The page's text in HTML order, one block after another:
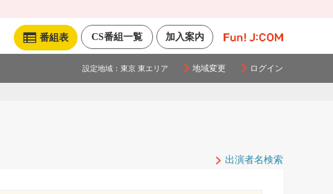
加入案内
CS番組一覧
番組表
設定地域： 東京 東エリア 地域変更 ログイン
出演者名検索